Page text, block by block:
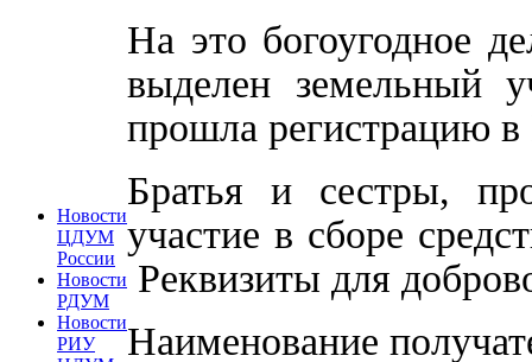
Новости
ЦДУМ
России
Новости
РДУМ
Новости
РИУ
На это богоугодное
выделен земельный
прошла регистрацию
Братья и сестры,
участие в сборе
Реквизиты для
Наименование